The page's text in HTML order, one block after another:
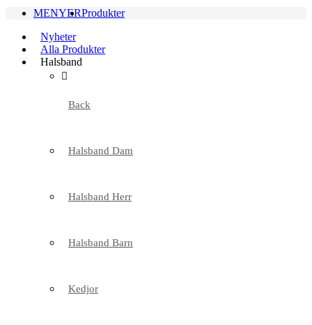
MENYERProdukter
Nyheter
Alla Produkter
Halsband
Back
Halsband Dam
Halsband Herr
Halsband Barn
Kedjor